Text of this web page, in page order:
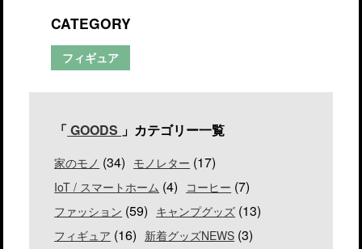
CATEGORY
フィギュア
「 GOODS 」カテゴリー一覧
家のモノ (34) モノレター (17)
IoT / スマートホーム (4) コーヒー (7)
ファッション (59) キャンプグッズ (13)
フィギュア (16) 新着グッズNEWS (3)